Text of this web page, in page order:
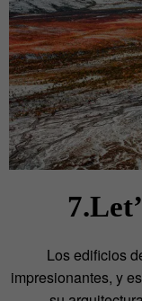
Los edificios
impresionantes, y